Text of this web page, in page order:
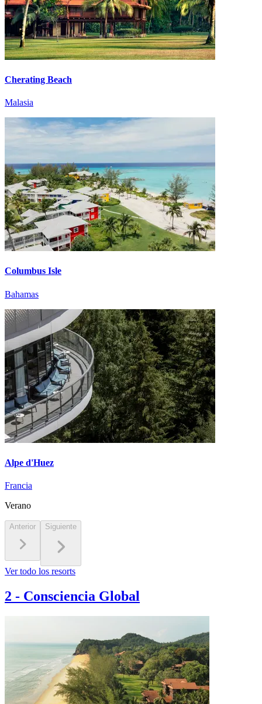
Cherating Beach
Malasia
Columbus Isle
Bahamas
Alpe d'Huez
Francia
Verano
Anterior Siguiente
Ver todo los resorts
2 - Consciencia Global